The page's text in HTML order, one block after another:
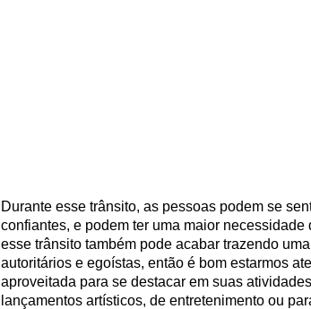
Durante esse trânsito, as pessoas podem se
confiantes, e podem ter uma maior
esse trânsito também pode acabar trazendo
autoritários e egoístas, então é bom estarmos
aproveitada para se destacar em suas
lançamentos artísticos, de entretenimento ou